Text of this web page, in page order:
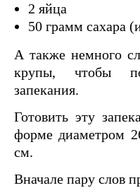
2 яйца
50 грамм сахара
А также немного
крупы, чтобы
запекания.
Готовить эту
форме диаметром
см.
Вначале пару слов